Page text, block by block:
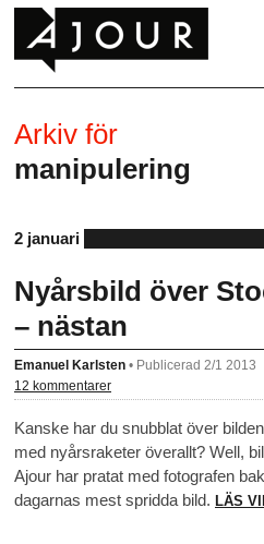
Arkiv för
manipulering
2 januari
Nyårsbild över
– nästan
Emanuel Karlsten • Publicerad 2/1 2013
12 kommentarer
Kanske har du snubblat över
med nyårsraketer överallt? Well,
Ajour har pratat med fotografen
dagarnas mest spridda bild. LÄS